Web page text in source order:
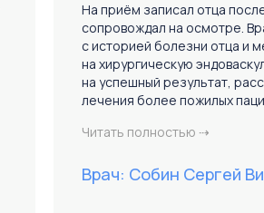
На приём записал отца
сопровождал на осмотре.
с историей болезни отца и
на хирургическую
на успешный результат,
лечения более пожилых
Врач: Собин Сергей
Читать полностью ⇢